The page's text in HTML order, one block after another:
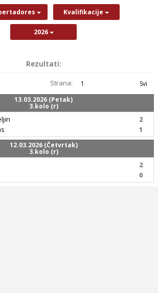
Kvalifikacije
2026
Rezultati:
Strana: 1
Svi
13.03.2026 (Petak)
3.kolo (r)
2
1
12.03.2026 (Četvrtak)
3.kolo (r)
2
0